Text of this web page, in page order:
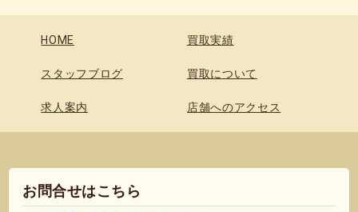
HOME 買取実績
スタッフブログ 買取について
求人案内 店舗へのアクセス
お問合せはこちら